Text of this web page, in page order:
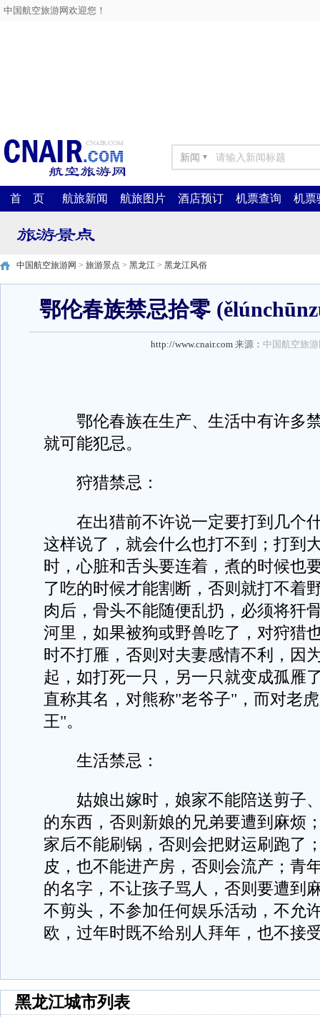
中国航空旅游网欢迎您！
新闻 ▼
首 页 航旅新闻 航旅图片 酒店预订 机票查询 机票
中国航空旅游网 > 旅游景点 > 黑龙江 > 黑龙江风俗
鄂伦春族禁忌拾零
http://www.cnair.com 来源： 中国航空旅
鄂伦春族在生产、生活中有许多
就可能犯忌。
狩猎禁忌：
在出猎前不许说一定要打到几个
这样说了，就会什么也打不到；打到
时，心脏和舌头要连着，煮的时候也
了吃的时候才能割断，否则就打不着
肉后，骨头不能随便乱扔，必须将犴
河里，如果被狗或野兽吃了，对狩猎
时不打雁，否则对夫妻感情不利，因
起，如打死一只，另一只就变成孤雁
直称其名，对熊称"老爷子"，而对老
王"。
生活禁忌：
姑娘出嫁时，娘家不能陪送剪子
的东西，否则新娘的兄弟要遭到麻烦
家后不能刷锅，否则会把财运刷跑了
皮，也不能进产房，否则会流产；青
的名字，不让孩子骂人，否则要遭到
不剪头，不参加任何娱乐活动，不允
欧，过年时既不给别人拜年，也不接
黑龙江城市列表